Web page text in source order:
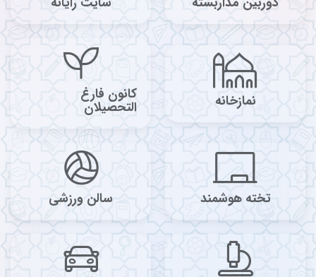
نمازخانه کانون فارغ
التحصیلان
تخته هوشمند سالن ورزشی